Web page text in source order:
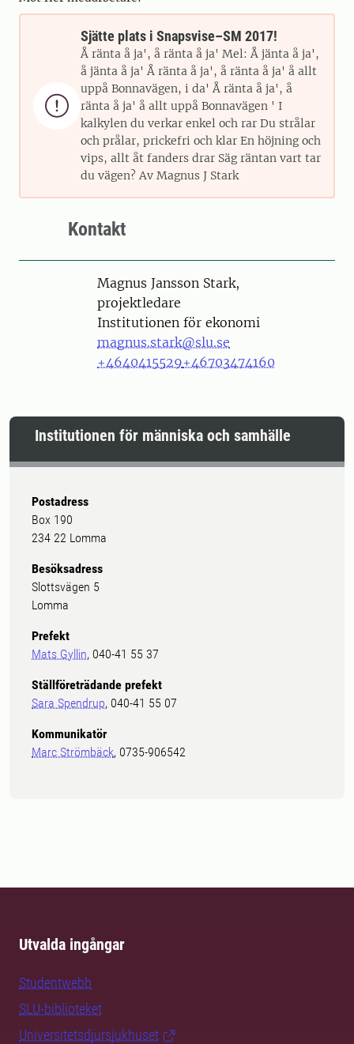

Sjätte plats i Snapsvise–SM 2017!
Å ränta å ja', å ränta å ja' Mel: Å jänta å ja',
å jänta å ja' Å ränta å ja', å ränta å ja' å allt
uppå Bonnavägen, i da' Å ränta å ja', å
ränta å ja' å allt uppå Bonnavägen ' I
kalkylen du verkar enkel och rar Du strålar
och prålar, prickefri och klar En höjning och
vips, allt åt fanders drar Säg räntan vart tar
du vägen? Av Magnus J Stark
Kontakt
PersonMagnus Jansson Stark,
projektledare
Institutionen för ekonomi
magnus.stark@slu.se
+4640415529+46703474160
Institutionen för människa och samhälle
Postadress
Box 190
234 22 Lomma
Besöksadress
Slottsvägen 5
Lomma
Prefekt
Mats Gyllin, 040-41 55 37
Ställföreträdande prefekt
Sara Spendrup, 040-41 55 07
Kommunikatör
Marc Strömbäck, 0735-906542
Utvalda ingångar
Studentwebb
SLU-biblioteket
Universitetsdjursjukhuset